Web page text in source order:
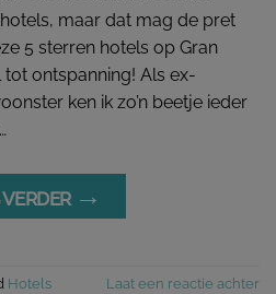
maar dat mag de pret
5 sterren hotels op Gran
ontspanning! Als ex-
ken ik zo’n beetje ieder
→
Hotels Laat een reactie achter